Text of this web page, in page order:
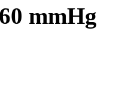
mmHg